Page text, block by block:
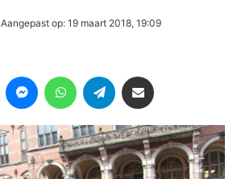
Aangepast op: 19 maart 2018, 19:09